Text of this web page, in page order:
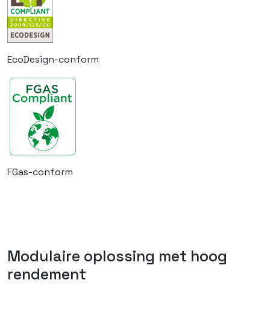
EcoDesign-conform
FGas-conform
Modulaire oplossing met hoog
rendement